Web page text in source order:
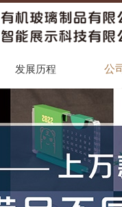
发展历程 公